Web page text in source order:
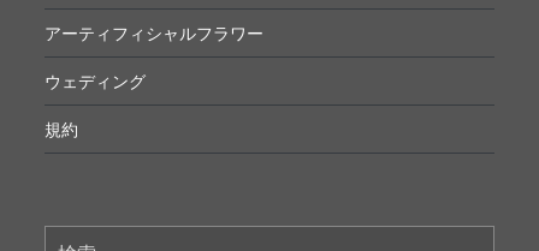
アーティフィシャルフラワー
ウェディング
規約